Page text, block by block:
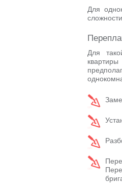
Для
Для